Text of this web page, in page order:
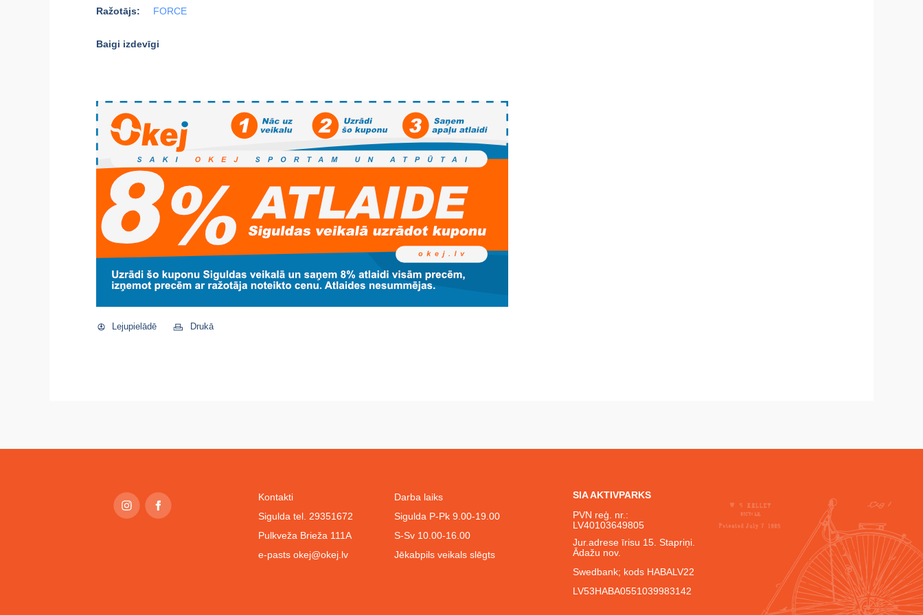
Ražotājs: FORCE
Baigi izdevīgi
Lejupielādē Drukā
Kontakti
Sigulda tel. 29351672
Pulkveža Brieža 111A
e-pasts okej@okej.lv
Darba laiks
Sigulda P-Pk 9.00-19.00
S-Sv 10.00-16.00
Jēkabpils veikals slēgts
SIA AKTIVPARKS
PVN reģ. nr.:
LV40103649805
Jur.adrese īrisu 15. Stapriņi.
Ādažu nov.
Swedbank; kods HABALV22
LV53HABA0551039983142